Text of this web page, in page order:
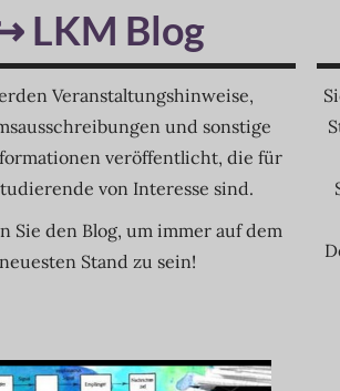
LKM Blog
Veranstaltungshinweise,
und sonstige
veröffentlicht, die für
von Interesse sind.
Sie den Blog, um immer auf dem
neuesten Stand zu sein!